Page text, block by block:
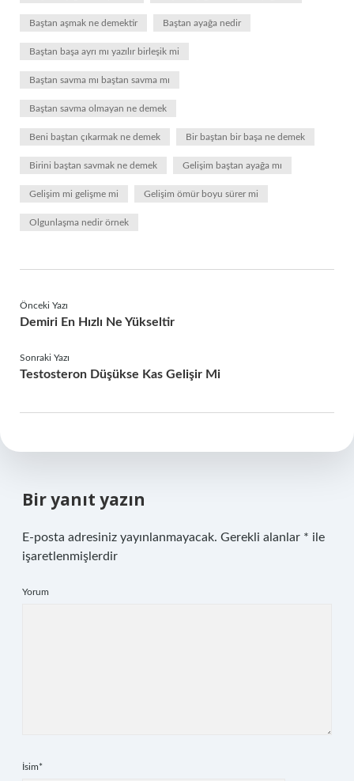
Baştan aşmak ne demektir Baştan ayağa nedir
Baştan başa ayrı mı yazılır birleşik mi
Baştan savma mı baştan savma mı
Baştan savma olmayan ne demek
Beni baştan çıkarmak ne demek Bir baştan bir başa ne demek
Birini baştan savmak ne demek Gelişim baştan ayağa mı
Gelişim mi gelişme mi Gelişim ömür boyu sürer mi
Olgunlaşma nedir örnek
Önceki Yazı
Demiri En Hızlı Ne Yükseltir
Sonraki Yazı
Testosteron Düşükse Kas Gelişir Mi
Bir yanıt yazın
E-posta adresiniz yayınlanmayacak. Gerekli alanlar * ile
işaretlenmişlerdir
Yorum
İsim*